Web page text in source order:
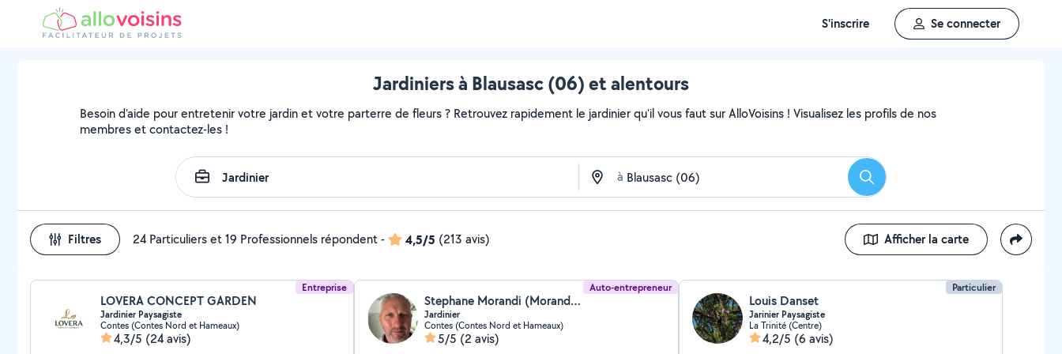
S'inscrire Se connecter
Jardiniers à Blausasc (06) et alentours
Besoin d'aide pour entretenir votre jardin et votre parterre de fleurs ? Retrouvez rapidement le jardinier qu'il vous faut sur AlloVoisins ! Visualisez les profils de nos
membres et contactez-les !
à Rechercher
Filtres 24 Particuliers et 19 Professionnels répondent- 4,5/5 (213 avis) Afficher la carte
Entreprise
LOVERA CONCEPT GARDEN
Jardinier Paysagiste
Contes (Contes Nord et Hameaux)
4,3/5 (24 avis)
Auto-entrepreneur
Stephane Morandi (Morandi Services)
Jardinier
Contes (Contes Nord et Hameaux)
5/5 (2 avis)
Particulier
Louis Danset
Jarinier Paysagiste
La Trinité (Centre)
4,2/5 (6 avis)